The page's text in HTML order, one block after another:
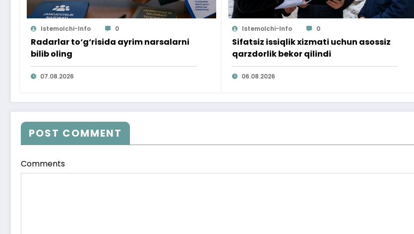
Istemolchi-Info 0
Radarlar to‘g‘risida ayrim narsalarni
bilib oling
07.08.2026
Istemolchi-Info 0
Sifatsiz issiqlik xizmati uchun asossiz
qarzdorlik bekor qilindi
06.08.2026
POST COMMENT
Comments